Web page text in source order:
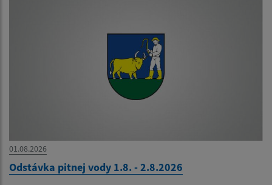
01.08.2026
Odstávka pitnej vody 1.8. - 2.8.2026